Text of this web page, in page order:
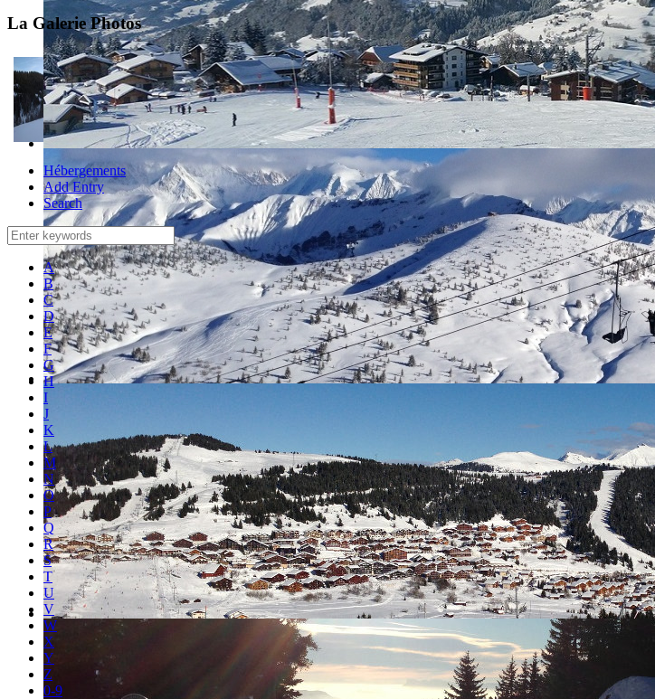
La Galerie Photos
Hébergements
Add Entry
Search
A
B
C
D
E
F
G
H
I
J
K
L
M
N
O
P
Q
R
S
T
U
V
W
X
Y
Z
0-9